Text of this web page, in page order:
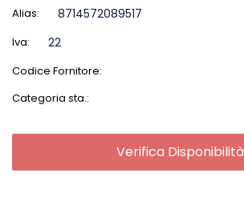
Alias: 8714572089517
Iva: 22
Codice Fornitore:
Categoria sta.:
Verifica Disponibilità